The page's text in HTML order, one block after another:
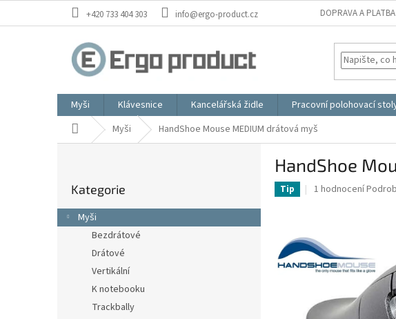
+420 733 404 303 info@ergo-product.cz DOPRAVA A PLATBA
Myši Klávesnice Kancelářská židle Pracovní polohovací
Domů Myši HandShoe Mouse MEDIUM drátová myš
r
a
kategorie
Kategorie
Myši
Bezdrátové
Drátové
Vertikální
K notebooku
Trackbally
HandShoe
Tip
Průměrné
5,0
z
5
1 hodnocení